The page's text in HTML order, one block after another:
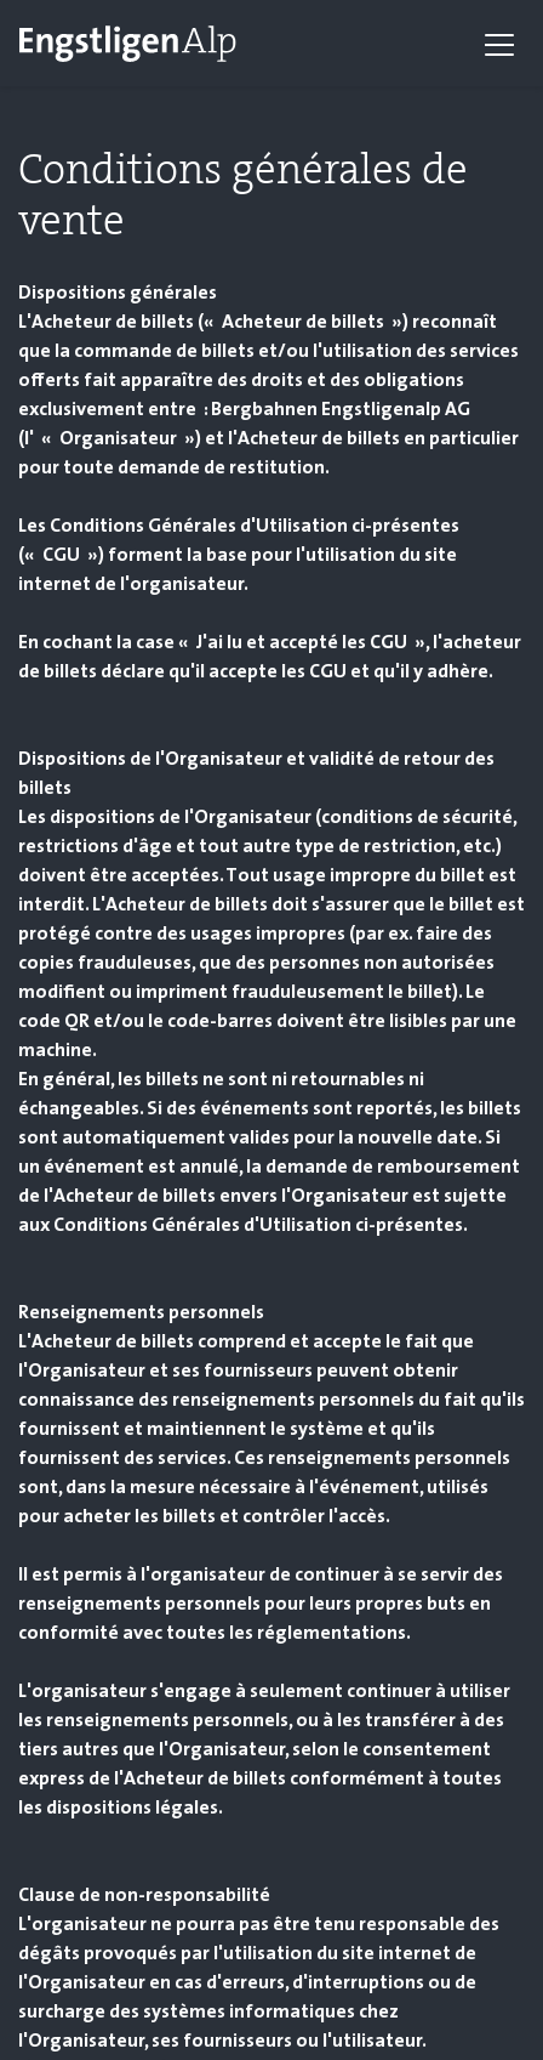
Conditions générales de
vente
Dispositions générales
L'Acheteur de billets (« Acheteur de billets ») reconnaît
que la commande de billets et/ou l'utilisation des services
offerts fait apparaître des droits et des obligations
exclusivement entre : Bergbahnen Engstligenalp AG
(l' « Organisateur ») et l'Acheteur de billets en particulier
pour toute demande de restitution.
Les Conditions Générales d'Utilisation ci-présentes
(« CGU ») forment la base pour l'utilisation du site
internet de l'organisateur.
En cochant la case « J'ai lu et accepté les CGU », l'acheteur
de billets déclare qu'il accepte les CGU et qu'il y adhère.
Dispositions de l'Organisateur et validité de retour des
billets
Les dispositions de l'Organisateur (conditions de sécurité,
restrictions d'âge et tout autre type de restriction, etc.)
doivent être acceptées. Tout usage impropre du billet est
interdit. L'Acheteur de billets doit s'assurer que le billet est
protégé contre des usages impropres (par ex. faire des
copies frauduleuses, que des personnes non autorisées
modifient ou impriment frauduleusement le billet). Le
code QR et/ou le code-barres doivent être lisibles par une
machine.
En général, les billets ne sont ni retournables ni
échangeables. Si des événements sont reportés, les billets
sont automatiquement valides pour la nouvelle date. Si
un événement est annulé, la demande de remboursement
de l'Acheteur de billets envers l'Organisateur est sujette
aux Conditions Générales d'Utilisation ci-présentes.
Renseignements personnels
L'Acheteur de billets comprend et accepte le fait que
l'Organisateur et ses fournisseurs peuvent obtenir
connaissance des renseignements personnels du fait qu'ils
fournissent et maintiennent le système et qu'ils
fournissent des services. Ces renseignements personnels
sont, dans la mesure nécessaire à l'événement, utilisés
pour acheter les billets et contrôler l'accès.
Il est permis à l'organisateur de continuer à se servir des
renseignements personnels pour leurs propres buts en
conformité avec toutes les réglementations.
L'organisateur s'engage à seulement continuer à utiliser
les renseignements personnels, ou à les transférer à des
tiers autres que l'Organisateur, selon le consentement
express de l'Acheteur de billets conformément à toutes
les dispositions légales.
Clause de non-responsabilité
L'organisateur ne pourra pas être tenu responsable des
dégâts provoqués par l'utilisation du site internet de
l'Organisateur en cas d'erreurs, d'interruptions ou de
surcharge des systèmes informatiques chez
l'Organisateur, ses fournisseurs ou l'utilisateur.